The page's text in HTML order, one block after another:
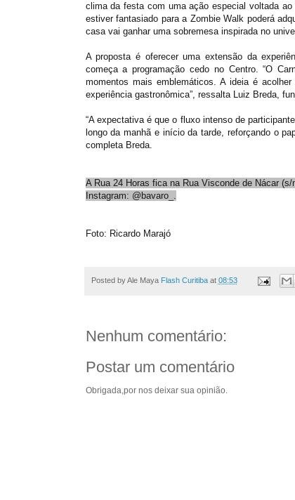
clima da festa com uma ação especial voltada
estiver fantasiado para a Zombie Walk poderá
casa vai ganhar uma sobremesa inspirada no
A proposta é oferecer uma extensão da
começa a programação cedo no Centro. “O
momentos mais emblemáticos. A ideia é
experiência gastronômica”, ressalta Luiz Breda,
“A expectativa é que o fluxo intenso de
longo da manhã e início da tarde, reforçando o
completa Breda.
A Rua 24 Horas fica na Rua Visconde de Nácar
Instagram: @bavaro_.
Foto: Ricardo Marajó
Posted by Ale Maya Flash Curitiba at 08:53
Nenhum comentário:
Postar um comentário
Obrigada,por nos deixar sua opinião.